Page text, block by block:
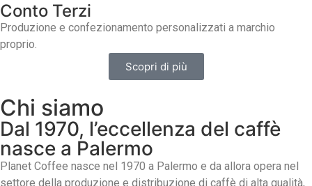
Conto Terzi
Produzione e confezionamento personalizzati a marchio
proprio.
Scopri di più
Chi siamo
Dal 1970, l’eccellenza del caffè
nasce a Palermo
Planet Coffee nasce nel 1970 a Palermo e da allora opera nel
settore della produzione e distribuzione di caffè di alta qualità,